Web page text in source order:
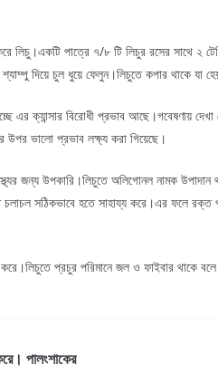
লিচু।একটি পাত্রে ৭/৮ টি লিচুর রসের সাথে ২
দিয়ে চুল ধুয়ে ফেলুন।লিচুতে কপার থাকে যা
এর ক্যান্সার বিরোধী প্রভাব আছে।গবেষণায় দেখা
উপর ভালো প্রভাব লক্ষ্য করা গিয়েছে।
জন্য উপকারি।লিচুতে অলিগোনল নামক
সঠিকভাবে হতে সাহায্য করে।এর ফলে রক্ত
প্রচুর পরিমানে জল ও ফাইবার থাকে
পালংশাকের